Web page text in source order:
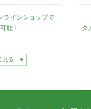
ラインショップで
能！
見る
タ